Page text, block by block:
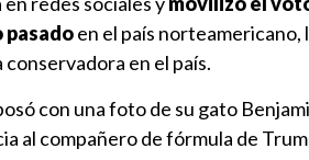
pasadoen el país norteamericano,
en el país.
con una foto de su gato
al compañero de fórmula de